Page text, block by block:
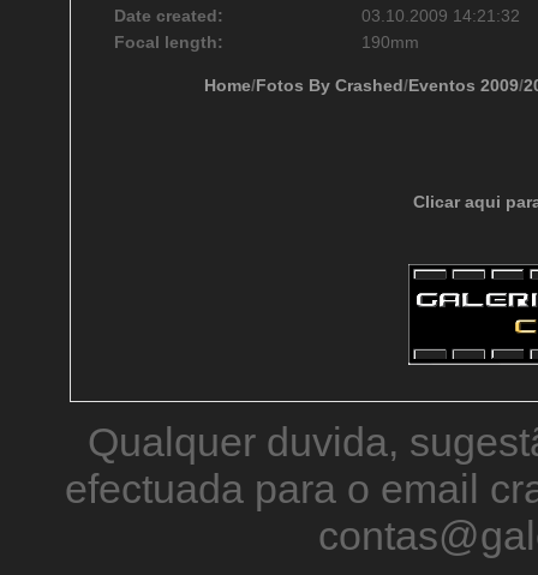
Date created:
03.10.2009 14:21:32
Focal length:
190mm
Home/Fotos By Crashed/Eventos 2009/
Clicar aqui
Qualquer duvida,
efectuada para o email